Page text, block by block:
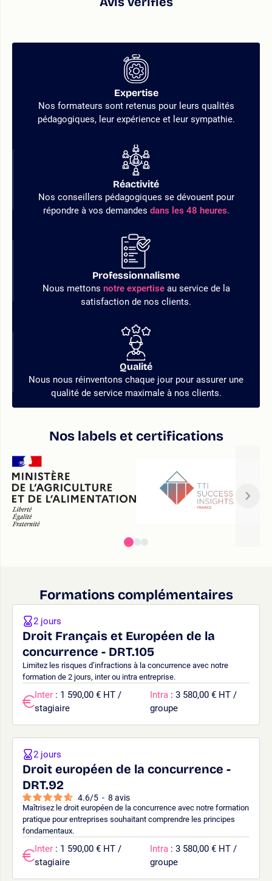
Expertise
Nos formateurs sont retenus pour leurs qualités
pédagogiques, leur expérience et leur sympathie.
Réactivité
Nos conseillers pédagogiques se dévouent pour
répondre à vos demandes dans les 48 heures.
Professionnalisme
Nous mettons notre expertiseau service de la
satisfaction de nos clients.
Qualité
Nous nous réinventons chaque jour pour assurer une
qualité de service maximale à nos clients.
Nos labels et certifications
Formations complémentaires
Droit Français et Européen de la
concurrence - DRT.105
Limitez les risques d’infractions à la concurrence avec notre
formation de 2 jours, inter ou intra entreprise.
2 jours
Inter : 1 590,00 € HT /
stagiaire
Intra : 3 580,00 € HT /
groupe
Droit européen de la concurrence -
DRT.92
4.6/5 - 8 avis
Maîtrisez le droit européen de la concurrence avec notre formation
pratique pour entreprises souhaitant comprendre les principes
fondamentaux.
2 jours
Inter : 1 590,00 € HT /
stagiaire
Intra : 3 580,00 € HT /
groupe